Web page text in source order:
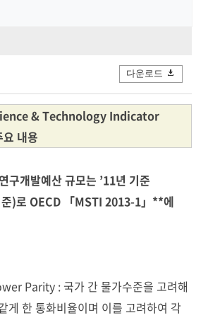
다운로드
& Technology Indicator
내용
구개발예산 규모는 ’11년 기준
)로 OECD 「MSTI 2013-1」 **에
Parity : 국가 간 물가수준을 고려해
게 한 통화비율이며 이를 고려하여 각